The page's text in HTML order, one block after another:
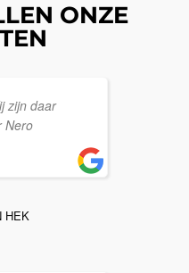
ONZE
zijn daar
Nero
HEK